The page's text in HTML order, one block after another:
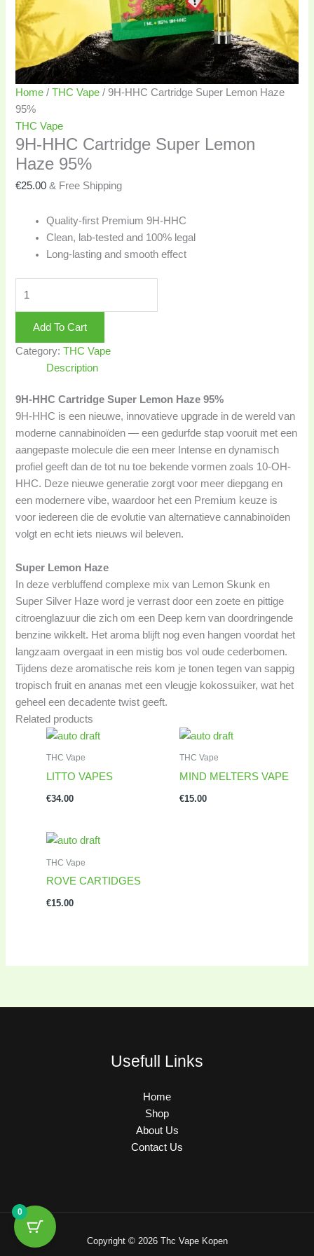
Home /THC Vape / 9H-HHC Cartridge Super Lemon Haze
95%
THC Vape
9H-HHC Cartridge Super Lemon
Haze 95%
€25.00 & Free Shipping
Quality-first Premium 9H-HHC
Clean, lab-tested and 100% legal
Long-lasting and smooth effect
Add To Cart
Category:THC Vape
Description
9H-HHC Cartridge Super Lemon Haze 95%
9H-HHC is een nieuwe, innovatieve upgrade in de wereld van
moderne cannabinoïden — een gedurfde stap vooruit met een
aangepaste molecule die een meer Intense en dynamisch
profiel geeft dan de tot nu toe bekende vormen zoals 10-OH-
HHC. Deze nieuwe generatie zorgt voor meer diepgang en
een modernere vibe, waardoor het een Premium keuze is
voor iedereen die de evolutie van alternatieve cannabinoïden
volgt en echt iets nieuws wil beleven.
Super Lemon Haze
In deze verbluffend complexe mix van Lemon Skunk en
Super Silver Haze word je verrast door een zoete en pittige
citroenglazuur die zich om een Deep kern van doordringende
benzine wikkelt. Het aroma blijft nog even hangen voordat het
langzaam overgaat in een mistig bos vol oude cederbomen.
Tijdens deze aromatische reis kom je tonen tegen van sappig
tropisch fruit en ananas met een vleugje kokossuiker, wat het
geheel een decadente twist geeft.
Related products
THC Vape
LITTO VAPES
€34.00
THC Vape
MIND MELTERS VAPE
€15.00
THC Vape
ROVE CARTIDGES
€15.00
Usefull Links
Home
Shop
About Us
Contact Us
Copyright © 2026 Thc Vape Kopen
0